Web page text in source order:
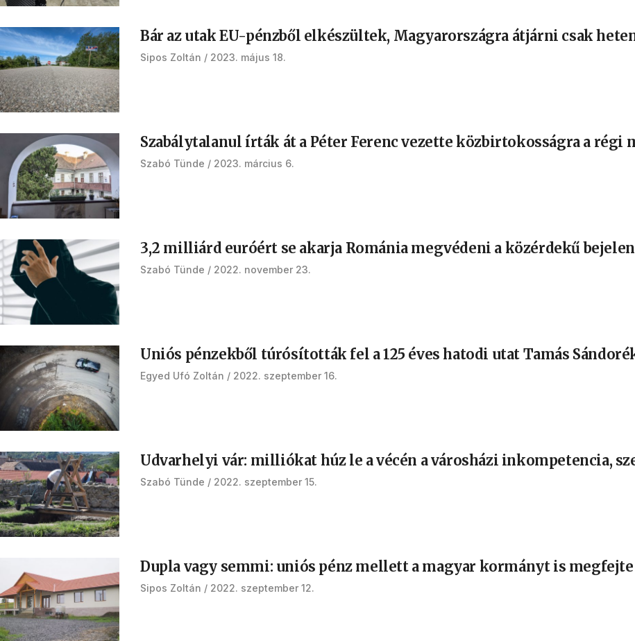
Bár az utak EU-pénzből elkészültek, Magyarországra átjárni csak
Sipos Zoltán 2023. május 18.
Szabálytalanul írták át a Péter Ferenc vezette közbirtokosságra a régi
Szabó Tünde 2023. március 6.
3,2 milliárd euróért se akarja Románia megvédeni a közérdekű
Szabó Tünde 2022. november 23.
Uniós pénzekből túrósították fel a 125 éves hatodi utat Tamás
Egyed Ufó Zoltán 2022. szeptember 16.
Udvarhelyi vár: milliókat húz le a vécén a városházi inkompetencia,
Szabó Tünde 2022. szeptember 15.
Dupla vagy semmi: uniós pénz mellett a magyar kormányt is megfejte
Sipos Zoltán 2022. szeptember 12.